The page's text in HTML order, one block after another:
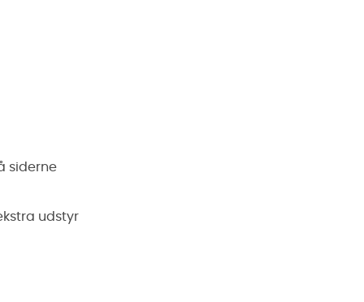
siderne
udstyr